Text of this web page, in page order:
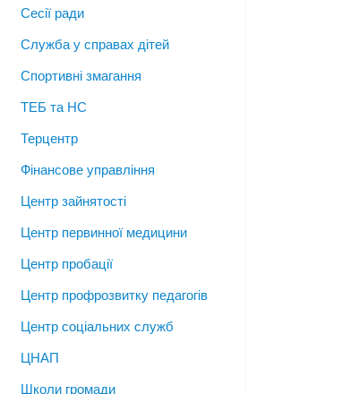
Сесії ради
Служба у справах дітей
Спортивні змагання
ТЕБ та НС
Терцентр
Фінансове управління
Центр зайнятості
Центр первинної медицини
Центр пробації
Центр профрозвитку педагогів
Центр соціальних служб
ЦНАП
Школи громади